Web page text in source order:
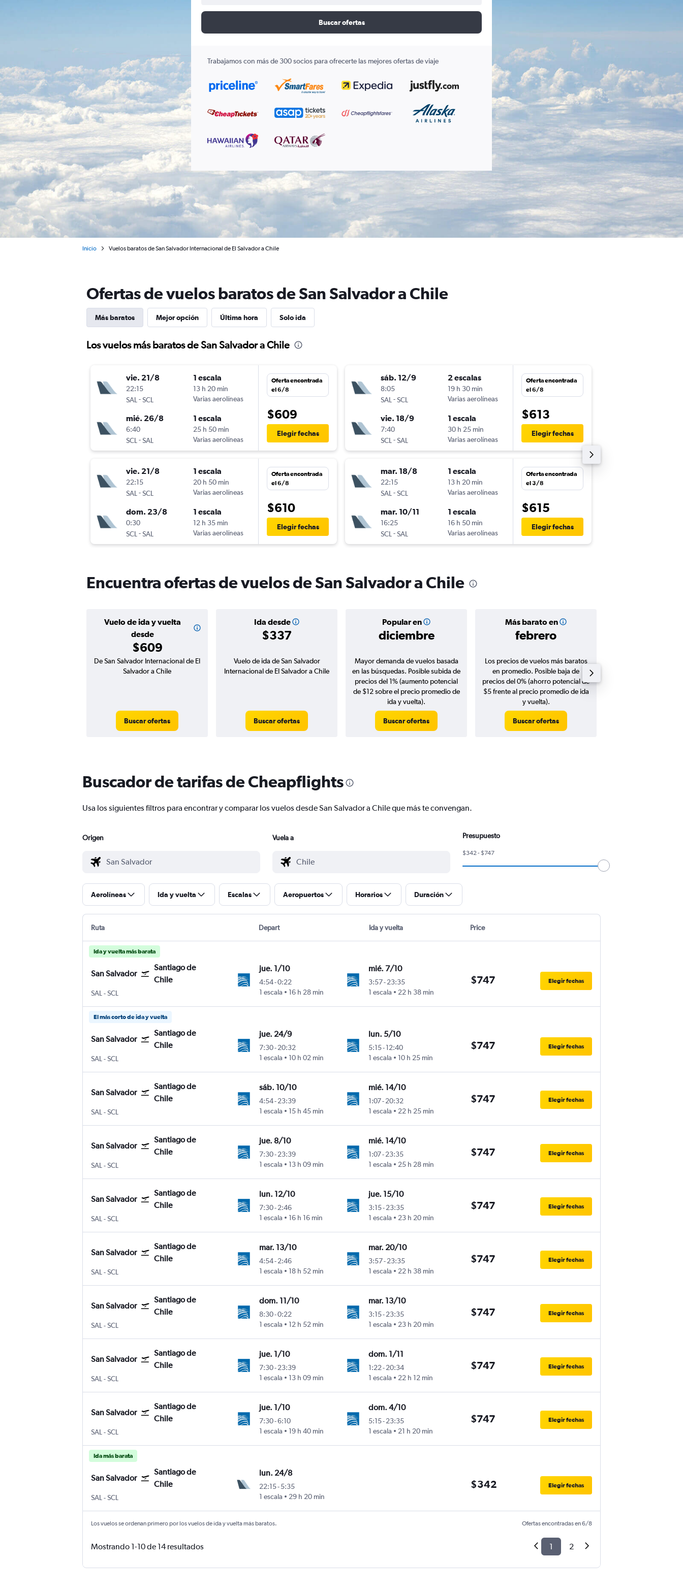
Buscar ofertas
Trabajamos con más de 300 socios para ofrecerte las mejores ofertas de viaje
Inicio Vuelos baratos de San Salvador Internacional de El Salvador a Chile
Ofertas de vuelos baratos de San Salvador a Chile
Más baratos Mejor opción Última hora Solo ida
Los vuelos más baratos de San Salvador a Chile
vie. 21/8
22:15
SAL -SCL
1 escala
13 h 20 min
Varias aerolíneas
mié. 26/8
6:40
SCL -SAL
1 escala
25 h 50 min
Varias aerolíneas
Oferta encontrada
el 6/8
$609
Elegir fechas
vie. 21/8
22:15
SAL -SCL
1 escala
20 h 50 min
Varias aerolíneas
dom. 23/8
0:30
SCL -SAL
1 escala
12 h 35 min
Varias aerolíneas
Oferta encontrada
el 6/8
$610
Elegir fechas
sáb. 12/9
8:05
SAL -SCL
2 escalas
19 h 30 min
Varias aerolíneas
vie. 18/9
7:40
SCL -SAL
1 escala
30 h 25 min
Varias aerolíneas
Oferta encontrada
el 6/8
$613
Elegir fechas
mar. 18/8
22:15
SAL -SCL
1 escala
13 h 20 min
Varias aerolíneas
mar. 10/11
16:25
SCL -SAL
1 escala
16 h 50 min
Varias aerolíneas
Oferta encontrada
el 3/8
$615
Elegir fechas
Encuentra ofertas de vuelos de San Salvador a Chile
Vuelo de ida y vuelta
desde
$609
Ida desde
$337
Popular en
diciembre
Más barato en
febrero
De San Salvador Internacional de El
Salvador a Chile
Buscar ofertas
Vuelo de ida de San Salvador
Internacional de El Salvador a Chile
Buscar ofertas
Mayor demanda de vuelos basada
en las búsquedas. Posible subida de
precios del 1% (aumento potencial
de $12 sobre el precio promedio de
ida y vuelta).
Buscar ofertas
Los precios de vuelos más baratos
en promedio. Posible baja de
precios del 0% (ahorro potencial de
$5 frente al precio promedio de ida
y vuelta).
Buscar ofertas
Buscador de tarifas de Cheapflights
Usa los siguientes filtros para encontrar y comparar los vuelos desde San Salvador a Chile que más te convengan.
Origen Vuela a Presupuesto
$342 - $747
Aerolíneas Ida y vuelta Escalas Aeropuertos Horarios Duración
Ruta Depart Ida y vuelta Price
Ida y vuelta más barata
San Salvador
Santiago de
Chile
SAL San Salvador Internacional de El Salvador
-SCL Santiago de Chile Internacional Arturo Merino Benítez
jue. 1/10
4:54-0:22
1 escala
16 h 28 min
mié. 7/10
3:57-23:35
1 escala
22 h 38 min
$747 Elegir fechas
El más corto de ida y vuelta
San Salvador
Santiago de
Chile
SAL San Salvador Internacional de El Salvador
-SCL Santiago de Chile Internacional Arturo Merino Benítez
jue. 24/9
7:30-20:32
1 escala
10 h 02 min
lun. 5/10
5:15-12:40
1 escala
10 h 25 min
$747 Elegir fechas
San Salvador
Santiago de
Chile
SAL San Salvador Internacional de El Salvador
-SCL Santiago de Chile Internacional Arturo Merino Benítez
sáb. 10/10
4:54-23:39
1 escala
15 h 45 min
mié. 14/10
1:07-20:32
1 escala
22 h 25 min
$747 Elegir fechas
San Salvador
Santiago de
Chile
SAL San Salvador Internacional de El Salvador
-SCL Santiago de Chile Internacional Arturo Merino Benítez
jue. 8/10
7:30-23:39
1 escala
13 h 09 min
mié. 14/10
1:07-23:35
1 escala
25 h 28 min
$747 Elegir fechas
San Salvador
Santiago de
Chile
SAL San Salvador Internacional de El Salvador
-SCL Santiago de Chile Internacional Arturo Merino Benítez
lun. 12/10
7:30-2:46
1 escala
16 h 16 min
jue. 15/10
3:15-23:35
1 escala
23 h 20 min
$747 Elegir fechas
San Salvador
Santiago de
Chile
SAL San Salvador Internacional de El Salvador
-SCL Santiago de Chile Internacional Arturo Merino Benítez
mar. 13/10
4:54-2:46
1 escala
18 h 52 min
mar. 20/10
3:57-23:35
1 escala
22 h 38 min
$747 Elegir fechas
San Salvador
Santiago de
Chile
SAL San Salvador Internacional de El Salvador
-SCL Santiago de Chile Internacional Arturo Merino Benítez
dom. 11/10
8:30-0:22
1 escala
12 h 52 min
mar. 13/10
3:15-23:35
1 escala
23 h 20 min
$747 Elegir fechas
San Salvador
Santiago de
Chile
SAL San Salvador Internacional de El Salvador
-SCL Santiago de Chile Internacional Arturo Merino Benítez
jue. 1/10
7:30-23:39
1 escala
13 h 09 min
dom. 1/11
1:22-20:34
1 escala
22 h 12 min
$747 Elegir fechas
San Salvador
Santiago de
Chile
SAL San Salvador Internacional de El Salvador
-SCL Santiago de Chile Internacional Arturo Merino Benítez
jue. 1/10
7:30-6:10
1 escala
19 h 40 min
dom. 4/10
5:15-23:35
1 escala
21 h 20 min
$747 Elegir fechas
Ida más barata
San Salvador
Santiago de
Chile
SAL San Salvador Internacional de El Salvador
-SCL Santiago de Chile Internacional Arturo Merino Benítez
lun. 24/8
22:15-5:35
1 escala
29 h 20 min
$342 Elegir fechas
Los vuelos se ordenan primero por los vuelos de ida y vuelta más baratos. Ofertas encontradas en 6/8
Mostrando 1-10 de 14 resultados 1 2